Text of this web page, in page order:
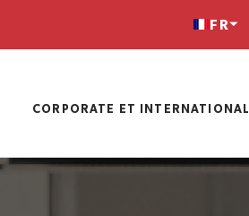
FR
CORPORATE ET INTERNATIONAL